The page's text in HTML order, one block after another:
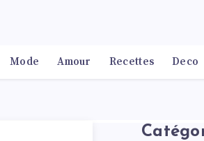
Mode Amour Recettes Deco